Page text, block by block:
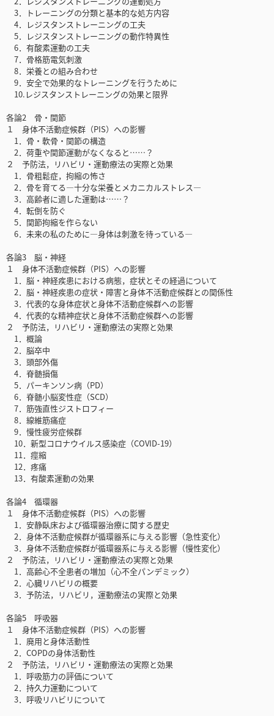
3．トレーニングの分類と基本的な処方内容
4．レジスタンストレーニングの工夫
5．レジスタンストレーニングの動作特異性
6．有酸素運動の工夫
7．骨格筋電気刺激
8．栄養との組み合わせ
9．安全で効果的なトレーニングを行うために
10.レジスタンストレーニングの効果と限界
各論2 骨・関節
１ 身体不活動症候群（PIS）への影響
1．骨・軟骨・関節の構造
2．荷重や関節運動がなくなると……？
２ 予防法，リハビリ・運動療法の実際と効果
1．骨粗鬆症，拘縮の怖さ
2．骨を育てる―十分な栄養とメカニカルストレス―
3．高齢者に適した運動は……？
4．転倒を防ぐ
5．関節拘縮を作らない
6．未来の私のために―身体は刺激を待っている―
各論3 脳・神経
１ 身体不活動症候群（PIS）への影響
1．脳・神経疾患における病態，症状とその経過について
2．脳・神経疾患の症状・障害と身体不活動症候群との関係性
3．代表的な身体症状と身体不活動症候群への影響
4．代表的な精神症状と身体不活動症候群への影響
２ 予防法，リハビリ・運動療法の実際と効果
1．概論
2．脳卒中
3．頭部外傷
4．脊髄損傷
5．パーキンソン病（PD）
6．脊髄小脳変性症（SCD）
7．筋強直性ジストロフィー
8．線維筋痛症
9．慢性疲労症候群
10．新型コロナウイルス感染症（COVID-19）
11．痙縮
12．疼痛
13．有酸素運動の効果
各論4 循環器
１ 身体不活動症候群（PIS）への影響
1．安静臥床および循環器治療に関する歴史
2．身体不活動症候群が循環器系に与える影響（急性変化）
3．身体不活動症候群が循環器系に与える影響（慢性変化）
２ 予防法，リハビリ・運動療法の実際と効果
1．高齢心不全患者の増加（心不全パンデミック）
2．心臓リハビリの概要
3．予防法，リハビリ，運動療法の実際と効果
各論5 呼吸器
１ 身体不活動症候群（PIS）への影響
1．廃用と身体活動性
2．COPDの身体活動性
２ 予防法，リハビリ・運動療法の実際と効果
1．呼吸筋力の評価について
2．持久力運動について
3．呼吸リハビリについて